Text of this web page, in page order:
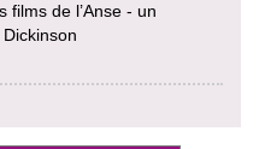
films de l’Anse - un